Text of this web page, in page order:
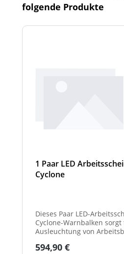
folgende Produkte
1 Paar LED
Cyclone
Dieses Paar LED-
Cyclone-Warnbalken
Ausleuchtung von
schlechten
Regulärer Preis:
594,90 €